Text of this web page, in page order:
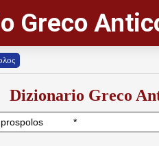
Greco
Dizionario Greco